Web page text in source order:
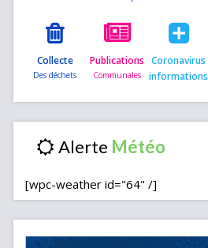
Collecte Publications Coronavirus
informations
Alerte
[wpc-weather id="64" /]